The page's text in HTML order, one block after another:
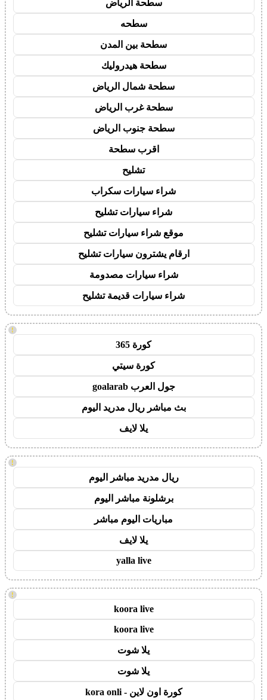
سطحة الرياض
سطحه
سطحة بين المدن
سطحة هيدروليك
سطحة شمال الرياض
سطحة غرب الرياض
سطحة جنوب الرياض
اقرب سطحة
تشليح
شراء سيارات سكراب
شراء سيارات تشليح
موقع شراء سيارات تشليح
ارقام يشترون سيارات تشليح
شراء سيارات مصدومة
شراء سيارات قديمة تشليح
!
كورة 365
كورة سيتي
جول العرب goalarab
بث مباشر ريال مدريد اليوم
يلا لايف
!
ريال مدريد مباشر اليوم
برشلونة مباشر اليوم
مباريات اليوم مباشر
يلا لايف
yalla live
!
koora live
koora live
يلا شوت
يلا شوت
كورة اون لاين - kora onli